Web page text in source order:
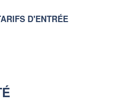
D'ENTRÉE